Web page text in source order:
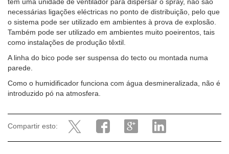
necessárias ligações eléctricas no ponto de distribuição, pelo que
o sistema pode ser utilizado em ambientes à prova de explosão.
Também pode ser utilizado em ambientes muito poeirentos, tais
como instalações de produção têxtil.
A linha do bico pode ser suspensa do tecto ou montada numa
parede.
Como o humidificador funciona com água desmineralizada, não é
introduzido pó na atmosfera.
Compartir esto: